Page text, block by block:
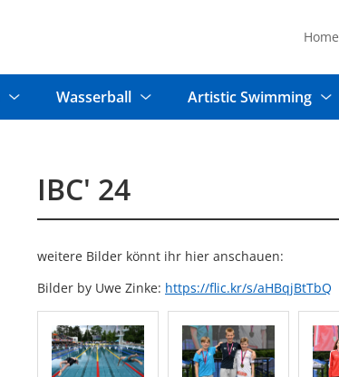
Home
Wasserball Artistic Swimming
IBC' 24
weitere Bilder könnt ihr hier anschauen:
Bilder by Uwe Zinke: https://flic.kr/s/aHBqjBtTbQ